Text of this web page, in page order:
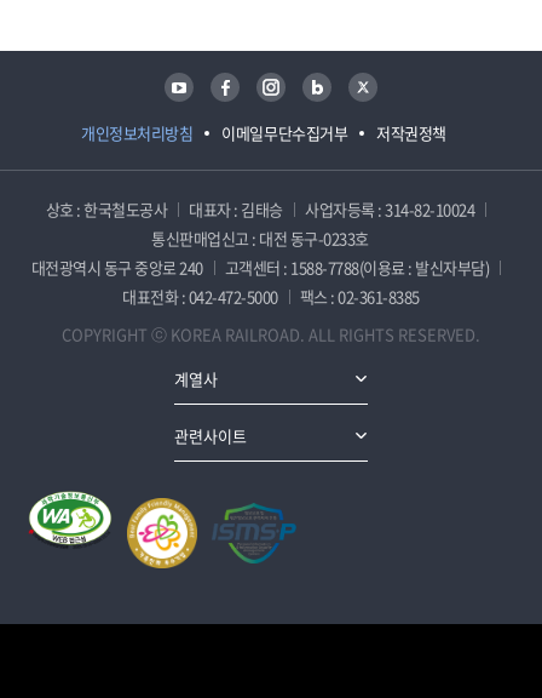
개인정보처리방침 이메일무단수집거부 저작권정책
유튜브 페이스북 인스타그램 블로그 트위터
상호 : 한국철도공사 대표자 : 김태승
사업자등록 : 314-82-10024
통신판매업신고 : 대전 동구-0233호
대전광역시 동구 중앙로 240
고객센터 : 1588-7788(이용료 : 발신자부담)
대표전화 : 042-472-5000
팩스 : 02-361-8385
COPYRIGHT ⓒ KOREA RAILROAD. ALL RIGHTS RESERVED.
계열사
관련사이트